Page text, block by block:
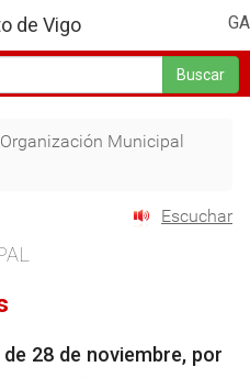
GA
de Vigo
Buscar
Organización Municipal
Escuchar
28 de noviembre, por